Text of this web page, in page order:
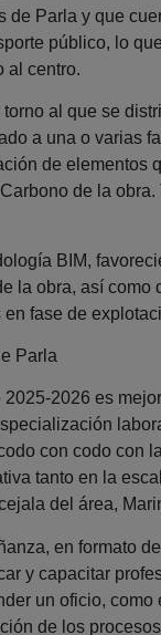
Parla y que
público, lo
al centro.
al que se
a una o varias
de elementos
de la obra.
BIM,
la obra, así como
fase de
Parla
2026 es
con codo con
tanto en la
del área,
en formato
y capacitar
un oficio, como
de los